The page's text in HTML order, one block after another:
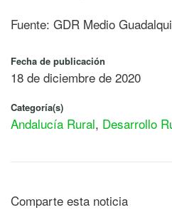
Fuente: GDR Medio
Fecha de publicación
18 de diciembre de 2020
Categoría(s)
Andalucía Rural, Desarrollo
Comparte esta noticia